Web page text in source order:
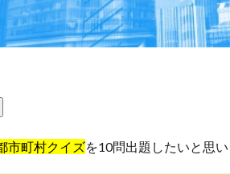
市町村クイズを10問出題したいと思い